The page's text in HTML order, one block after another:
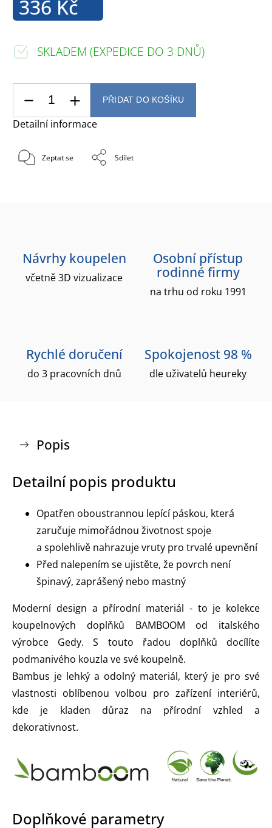
336 Kč
SKLADEM (EXPEDICE DO 3 DNŮ)
PŘIDAT DO KOŠÍKU
Detailní informace
Zeptat se Sdílet
Návrhy koupelen
včetně 3D vizualizace
Osobní přístup
rodinné firmy
na trhu od roku 1991
Rychlé doručení
do 3 pracovních dnů
Spokojenost 98 %
dle uživatelů heureky
Popis
Detailní popis produktu
Opatřen oboustrannou lepící páskou, která
zaručuje mimořádnou životnost spoje
a spolehlivě nahrazuje vruty pro trvalé upevnění
Před nalepením se ujistěte, že povrch není
špinavý, zaprášený nebo mastný
Moderní design a přírodní materiál - to je kolekce
koupelnových doplňků BAMBOOM od italského
výrobce Gedy. S touto řadou doplňků docílíte
podmanivého kouzla ve své koupelně.
Bambus je lehký a odolný materiál, který je pro své
vlastnosti oblíbenou volbou pro zařízení interiérů,
kde je kladen důraz na přírodní vzhled a
dekorativnost.
Doplňkové parametry